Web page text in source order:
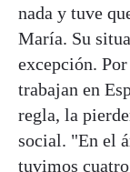
nada y tuve
María. Su
excepción.
trabajan en
regla, la
social. "En el
tuvimos cuatro